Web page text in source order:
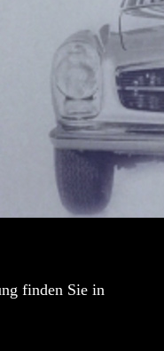
finden Sie in